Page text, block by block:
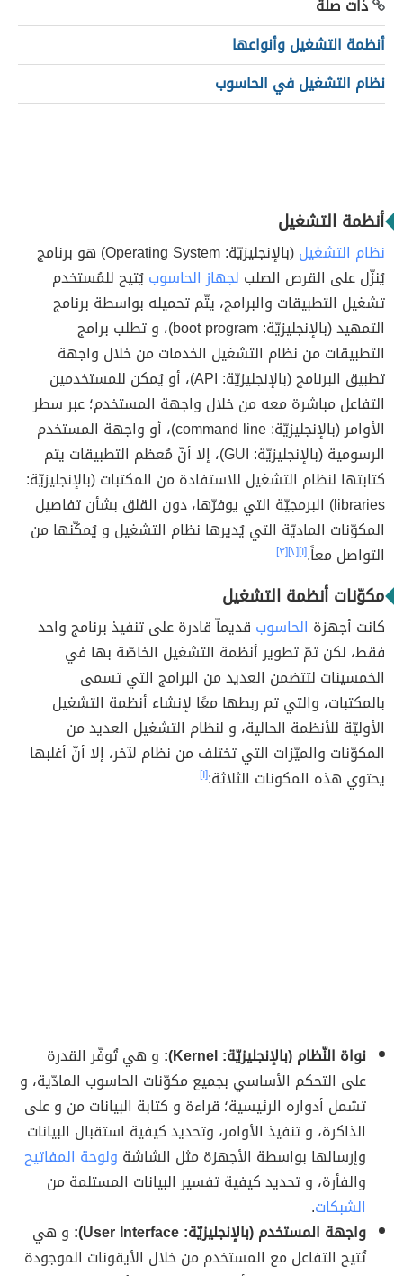
ذات صلة
أنظمة التشغيل وأنواعها
نظام التشغيل في الحاسوب
أنظمة التشغيل
نظام التشغيل
(بالإنجليزيّة: Operating System) هو برنامج
يُنزّل على القرص الصلب لجهاز الحاسوبيُتيح للمُستخدم
تشغيل التطبيقات والبرامج، يتّم تحميله بواسطة برنامج
التمهيد (بالإنجليزيّة: boot program)، و تطلب برامج
التطبيقات من نظام التشغيل الخدمات من خلال واجهة
تطبيق البرنامج (بالإنجليزيّة: API)، أو يُمكن للمستخدمين
التفاعل مباشرة معه من خلال واجهة المستخدم؛ عبر سطر
الأوامر (بالإنجليزيّة: command line)، أو واجهة المستخدم
الرسومية (بالإنجليزيّة: GUI)، إلا أنّ مُعظم التطبيقات يتم
كتابتها لنظام التشغيل للاستفادة من المكتبات (بالإنجليزيّة:
libraries) البرمجيّة التي يوفرّها، دون القلق بشأن تفاصيل
المكوّنات الماديّة التي يُديرها نظام التشغيل و يُمكّنها من
التواصل معاً.[١] [٢] [٣]
مكوّنات أنظمة التشغيل
كانت أجهزة الحاسوب قديماّ قادرة على تنفيذ برنامج واحد
فقط، لكن تمّ تطوير أنظمة التشغيل الخاصّة بها في
الخمسينات لتتضمن العديد من البرامج التي تسمى
بالمكتبات، والتي تم ربطها معًا لإنشاء أنظمة التشغيل
الأوليّة للأنظمة الحالية، و لنظام التشغيل العديد من
المكوّنات والميّزات التي تختلف من نظام لآخر، إلا أنّ أغلبها
يحتوي هذه المكونات الثلاثة:[١]
نواة النّظام (بالإنجليزيّة: Kernel):
و هي تُوفّر القدرة
على التحكم الأساسي بجميع مكوّنات الحاسوب المادّية، و
تشمل أدواره الرئيسية؛ قراءة و كتابة البيانات من و على
الذاكرة، و تنفيذ الأوامر، وتحديد كيفية استقبال البيانات
وإرسالها بواسطة الأجهزة مثل الشاشة ولوحة المفاتيح
والفأرة، و تحديد كيفية تفسير البيانات المستلمة من
الشبكات.
واجهة المستخدم (بالإنجليزيّة: User Interface):
و هي
تُتيح التفاعل مع المستخدم من خلال الأيقونات الموجودة